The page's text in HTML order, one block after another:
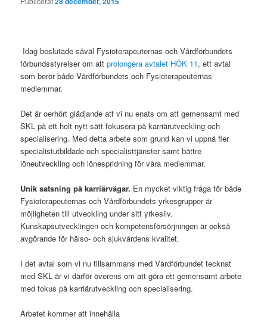
Idag beslutade såväl Fysioterapeuternas och Vårdförbundets
förbundsstyrelser om attprolongera avtalet HÖK 11, ett avtal
som berör både Vårdförbundets och Fysioterapeuternas
medlemmar.
Det är oerhört glädjande att vi nu enats om att gemensamt med
SKL på ett helt nytt sätt fokusera på karriärutveckling och
specialisering. Med detta arbete som grund kan vi uppnå fler
specialistutbildade och specialisttjänster samt bättre
löneutveckling och lönespridning för våra medlemmar.
Unik satsning på karriärvägar. En mycket viktig fråga för både
Fysioterapeuternas och Vårdförbundets yrkesgrupper är
möjligheten till utveckling under sitt yrkesliv.
Kunskapsutvecklingen och kompetensförsörjningen är också
avgörande för hälso- och sjukvårdens kvalitet.
I det avtal som vi nu tillsammans med Vårdförbundet tecknat
med SKL är vi därför överens om att göra ett gemensamt arbete
med fokus på karriärutveckling och specialisering.
Arbetet kommer att innehålla